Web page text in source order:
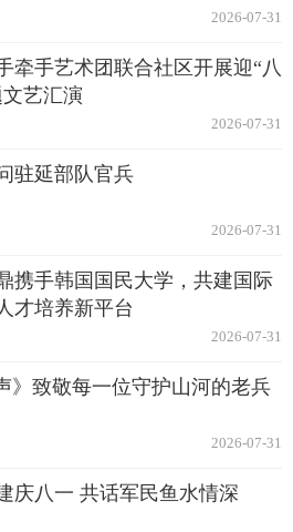
2026-07-31
牵手艺术团联合社区开展迎“八
艺汇演
2026-07-31
驻延部队官兵
2026-07-31
携手韩国国民大学，共建国际
才培养新平台
2026-07-31
》致敬每一位守护山河的老兵
2026-07-31
庆八一 共话军民鱼水情深